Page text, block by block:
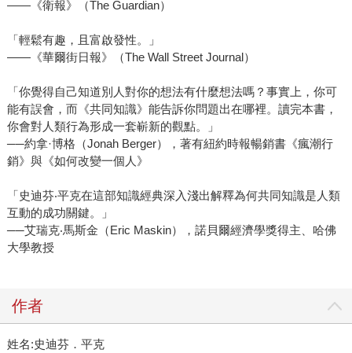
——《衛報》（The Guardian）
「輕鬆有趣，且富啟發性。」
——《華爾街日報》（The Wall Street Journal）
「你覺得自己知道別人對你的想法有什麼想法嗎？事實上，你可
能有誤會，而《共同知識》能告訴你問題出在哪裡。讀完本書，
你會對人類行為形成一套嶄新的觀點。」
──約拿·博格（Jonah Berger），著有紐約時報暢銷書《瘋潮行
銷》與《如何改變一個人》
「史迪芬‧平克在這部知識經典深入淺出解釋為何共同知識是人類
互動的成功關鍵。」
──艾瑞克‧馬斯金（Eric Maskin），諾貝爾經濟學獎得主、哈佛
大學教授
作者
姓名:史迪芬．平克